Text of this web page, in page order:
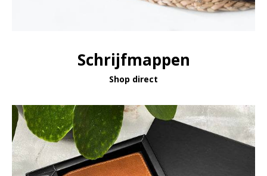
Schrijfmappen
Shop direct